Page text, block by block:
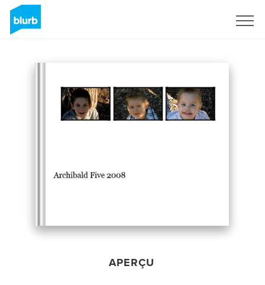
APERÇU